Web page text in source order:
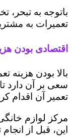
باتوجه به
تعمیرات به
اقتصادی بودن
بالا بودن
سعی بر آن دارد
تعمیر آن اقدام
مرکز لوازم
این، قبل از